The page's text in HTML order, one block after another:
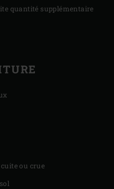
quantité supplémentaire
cuite ou crue